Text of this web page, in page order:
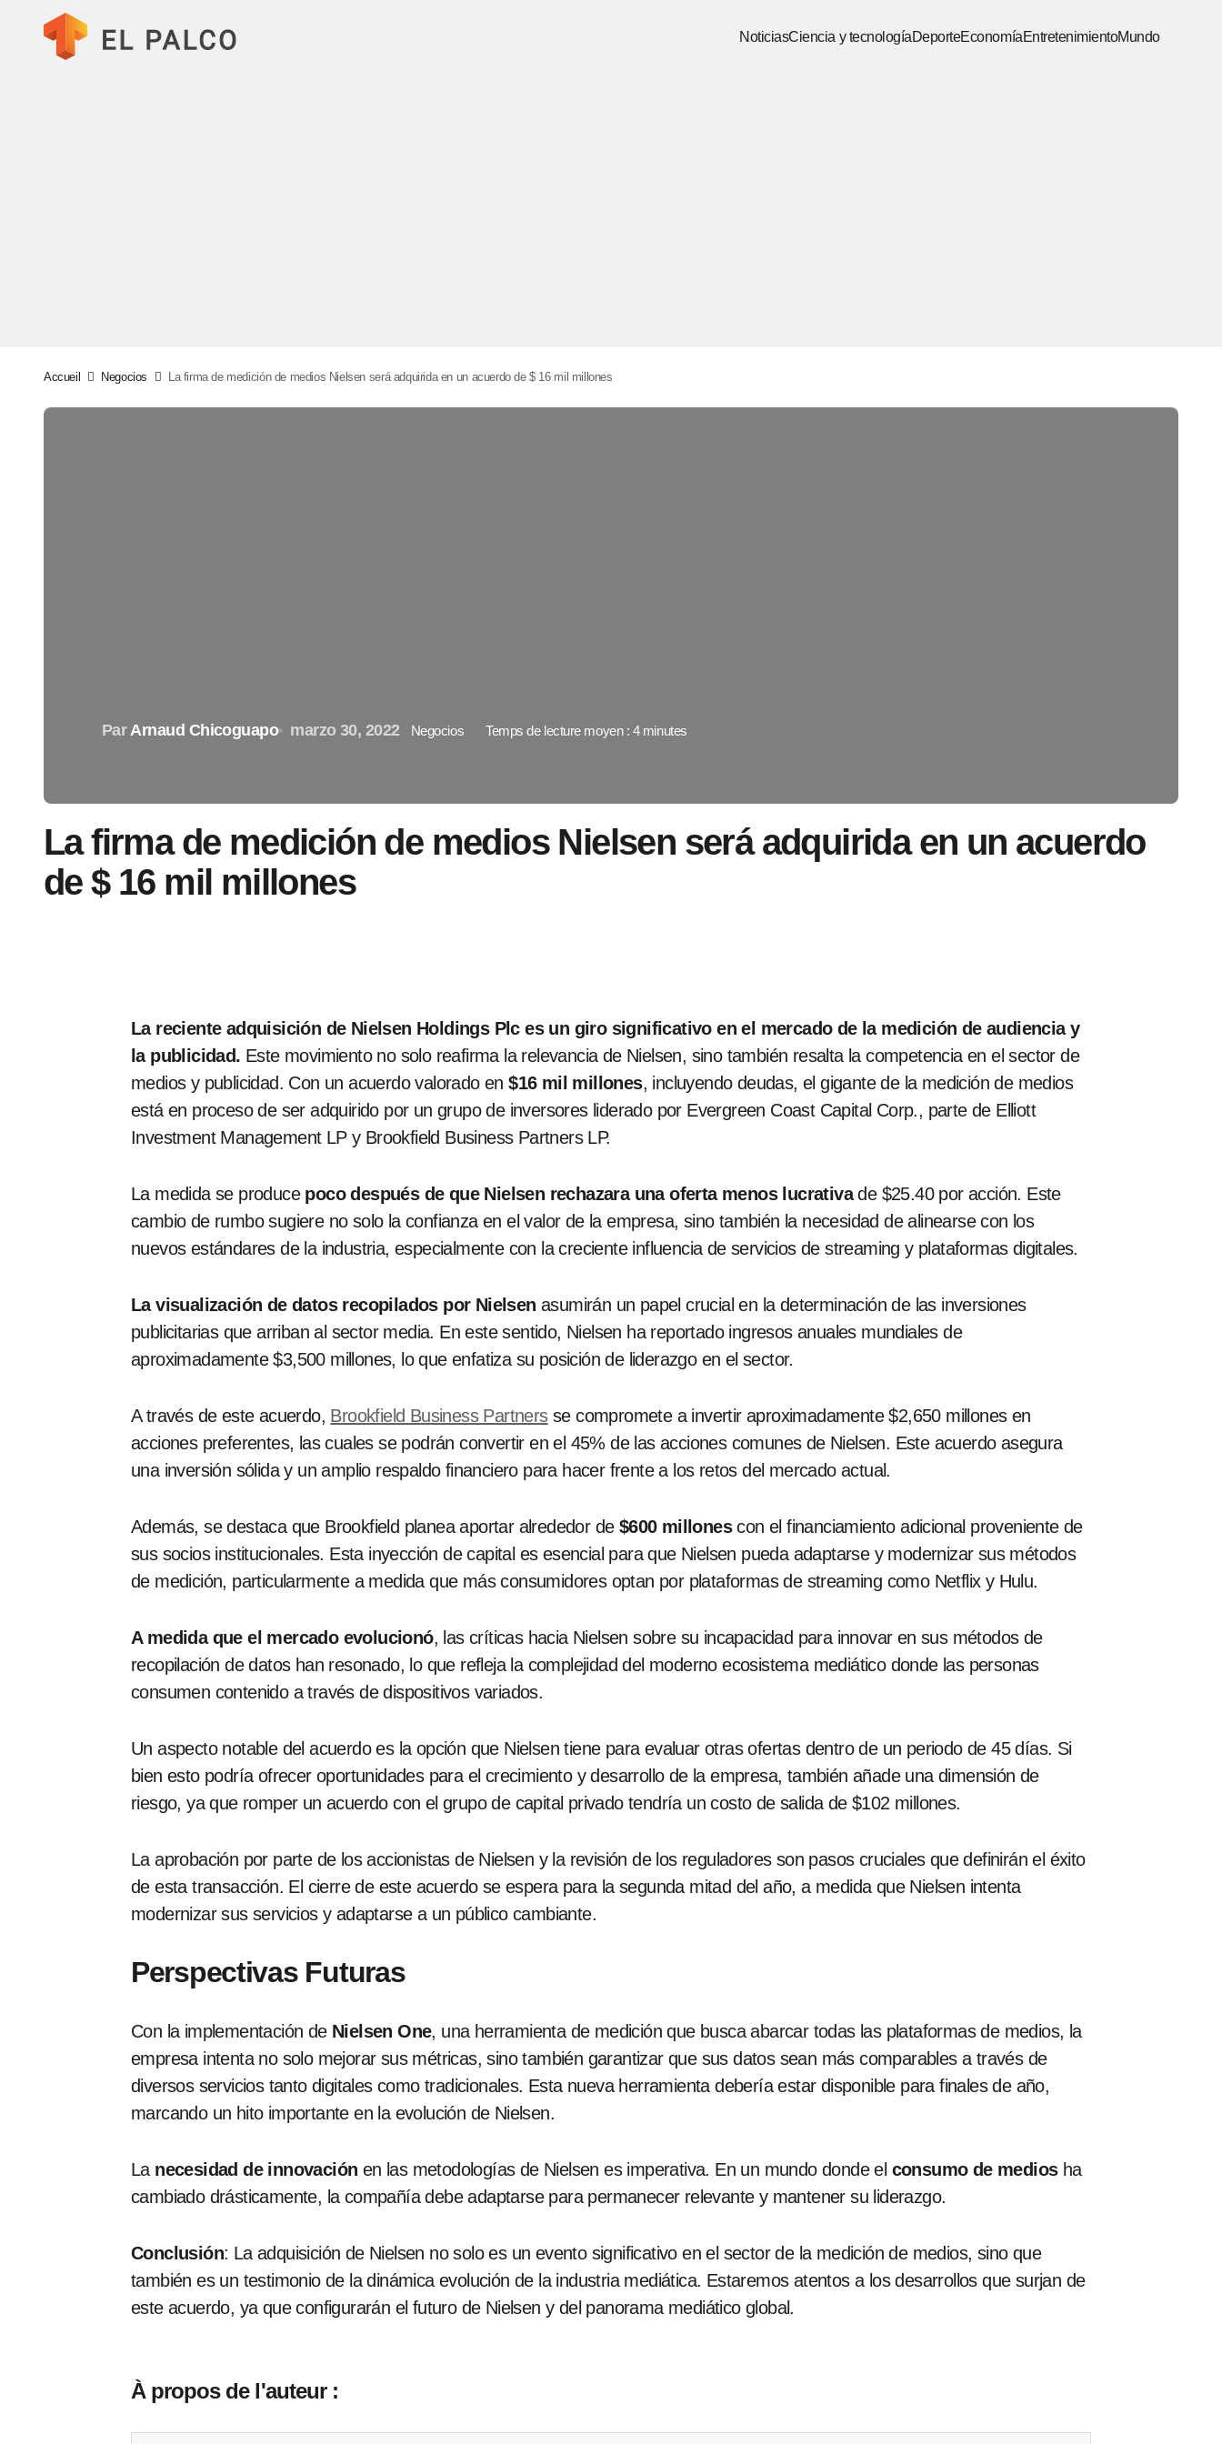
NoticiasCiencia y tecnologíaDeporteEconomíaEntretenimientoMundo
Accueil Negocios La firma de medición de medios Nielsen será adquirida en un acuerdo de $ 16 mil millones
Par Arnaud Chicoguapo marzo 30, 2022 Negocios Temps de lecture moyen : 4 minutes
La firma de medición de medios Nielsen será adquirida en un acuerdo
de $ 16 mil millones
La reciente adquisición de Nielsen Holdings Plc es un giro significativo en el mercado de la medición de audiencia y
la publicidad. Este movimiento no solo reafirma la relevancia de Nielsen, sino también resalta la competencia en el sector de
medios y publicidad. Con un acuerdo valorado en$16 mil millones, incluyendo deudas, el gigante de la medición de medios
está en proceso de ser adquirido por un grupo de inversores liderado por Evergreen Coast Capital Corp., parte de Elliott
Investment Management LP y Brookfield Business Partners LP.
La medida se produce poco después de que Nielsen rechazara una oferta menos lucrativade $25.40 por acción. Este
cambio de rumbo sugiere no solo la confianza en el valor de la empresa, sino también la necesidad de alinearse con los
nuevos estándares de la industria, especialmente con la creciente influencia de servicios de streaming y plataformas digitales.
La visualización de datos recopilados por Nielsen asumirán un papel crucial en la determinación de las inversiones
publicitarias que arriban al sector media. En este sentido, Nielsen ha reportado ingresos anuales mundiales de
aproximadamente $3,500 millones, lo que enfatiza su posición de liderazgo en el sector.
A través de este acuerdo, Brookfield Business Partnersse compromete a invertir aproximadamente $2,650 millones en
acciones preferentes, las cuales se podrán convertir en el 45% de las acciones comunes de Nielsen. Este acuerdo asegura
una inversión sólida y un amplio respaldo financiero para hacer frente a los retos del mercado actual.
Además, se destaca que Brookfield planea aportar alrededor de $600 millonescon el financiamiento adicional proveniente de
sus socios institucionales. Esta inyección de capital es esencial para que Nielsen pueda adaptarse y modernizar sus métodos
de medición, particularmente a medida que más consumidores optan por plataformas de streaming como Netflix y Hulu.
A medida que el mercado evolucionó, las críticas hacia Nielsen sobre su incapacidad para innovar en sus métodos de
recopilación de datos han resonado, lo que refleja la complejidad del moderno ecosistema mediático donde las personas
consumen contenido a través de dispositivos variados.
Un aspecto notable del acuerdo es la opción que Nielsen tiene para evaluar otras ofertas dentro de un periodo de 45 días. Si
bien esto podría ofrecer oportunidades para el crecimiento y desarrollo de la empresa, también añade una dimensión de
riesgo, ya que romper un acuerdo con el grupo de capital privado tendría un costo de salida de $102 millones.
La aprobación por parte de los accionistas de Nielsen y la revisión de los reguladores son pasos cruciales que definirán el éxito
de esta transacción. El cierre de este acuerdo se espera para la segunda mitad del año, a medida que Nielsen intenta
modernizar sus servicios y adaptarse a un público cambiante.
Perspectivas Futuras
Con la implementación de Nielsen One, una herramienta de medición que busca abarcar todas las plataformas de medios, la
empresa intenta no solo mejorar sus métricas, sino también garantizar que sus datos sean más comparables a través de
diversos servicios tanto digitales como tradicionales. Esta nueva herramienta debería estar disponible para finales de año,
marcando un hito importante en la evolución de Nielsen.
La necesidad de innovación en las metodologías de Nielsen es imperativa. En un mundo donde el consumo de mediosha
cambiado drásticamente, la compañía debe adaptarse para permanecer relevante y mantener su liderazgo.
Conclusión: La adquisición de Nielsen no solo es un evento significativo en el sector de la medición de medios, sino que
también es un testimonio de la dinámica evolución de la industria mediática. Estaremos atentos a los desarrollos que surjan de
este acuerdo, ya que configurarán el futuro de Nielsen y del panorama mediático global.
À propos de l'auteur :